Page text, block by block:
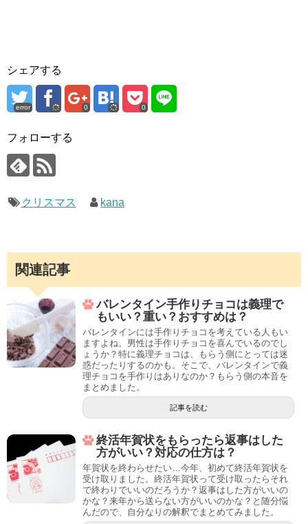
シェアする
error 0 0
フォローする
クリスマス kana
関連記事
バレンタイン手作りチョコは義理で
もいい？重い？おすすめは？
バレンタインには手作りチョコを考えている人もい
ますよね。男性は手作りチョコを喜んでいるのでし
ょうか？特に義理チョコは、もらう側にとっては迷
惑だったりするのかも。そこで、バレンタインで義
理チョコを手作りはありなのか？もらう側の本音を
まとめました。
記事を読む
終活年賀状をもらったら返事はした
方がいい？対応の仕方は？
年賀状を終わらせたい…今年、初めて終活年賀状を
受け取りました。終活年賀状って受け取ったらそれ
で終わりでいいのだろうか？返事はした方がいいの
かな？来年から送らない方がいいのかな？と随分悩
んだので、自分なりの解釈でまとめてみました。